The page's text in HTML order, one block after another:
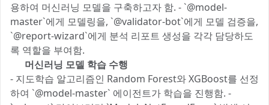
용하여 머신러닝 모델을 구축하고자 함. - `@model-
master`에게 모델링을, `@validator-bot`에게 모델 검증을,
`@report-wizard`에게 분석 리포트 생성을 각각 담당하도
록 역할을 부여함.
2️⃣ 머신러닝 모델 학습 수행
- 지도학습 알고리즘인 Random Forest와 XGBoost를 선정
하여 `@model-master` 에이전트가 학습을 진행함. -